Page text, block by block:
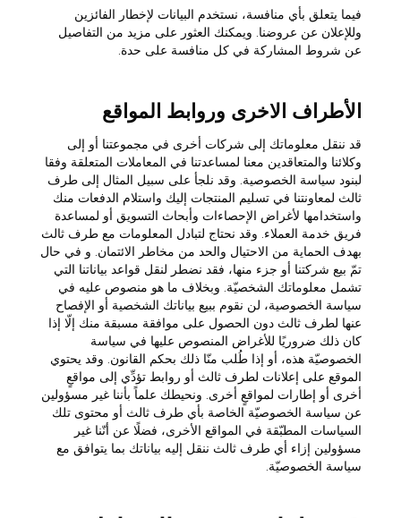
فيما يتعلق بأي منافسة، نستخدم البيانات لإخطار الفائزين
وللإعلان عن عروضنا. ويمكنك العثور على مزيد من التفاصيل
عن شروط المشاركة في كل منافسة على حدة.
الأطراف الاخرى وروابط المواقع
قد ننقل معلوماتك إلى شركات أخرى في مجموعتنا أو إلى
وكلائنا والمتعاقدين معنا لمساعدتنا في المعاملات المتعلقة وفقا
لبنود سياسة الخصوصية. وقد نلجأ على سبيل المثال إلى طرف
ثالث لمعاونتنا في تسليم المنتجات إليك واستلام الدفعات منك
واستخدامها لأغراض الإحصاءات وأبحاث التسويق أو لمساعدة
فريق خدمة العملاء. وقد نحتاج لتبادل المعلومات مع طرف ثالث
بهدف الحماية من الاحتيال والحد من مخاطر الائتمان. و في حال
تمّ بيع شركتنا أو جزء منها، فقد نضطر لنقل قواعد بياناتنا التي
تشمل معلوماتك الشخصيّة. وبخلاف ما هو منصوص عليه في
سياسة الخصوصية، لن نقوم ببيع بياناتك الشخصية أو الإفصاح
عنها لطرف ثالث دون الحصول على موافقة مسبقة منك إلّا إذا
كان ذلك ضروريًا للأغراض المنصوص عليها في سياسة
الخصوصيّة هذه، أو إذا طُلب منّا ذلك بحكم القانون. وقد يحتوي
الموقع على إعلانات لطرف ثالث أو روابط تؤدِّي إلى مواقعٍ
أخرى أو إطارات لمواقعٍ أخرى. ونحيطك علماً بأننا غير مسؤولين
عن سياسة الخصوصيّة الخاصة بأي طرف ثالث أو محتوى تلك
السياسات المطبّقة في المواقع الأخرى، فضلًا عن أنّنا غير
مسؤولين إزاء أي طرف ثالث ننقل إليه بياناتك بما يتوافق مع
سياسة الخصوصيّة.